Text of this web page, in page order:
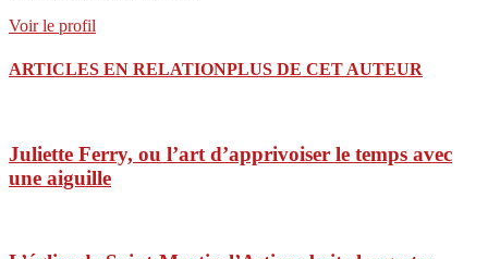
Voir le profil
ARTICLES EN RELATIONPLUS DE CET AUTEUR
Juliette Ferry, ou l’art d’apprivoiser le temps avec
une aiguille